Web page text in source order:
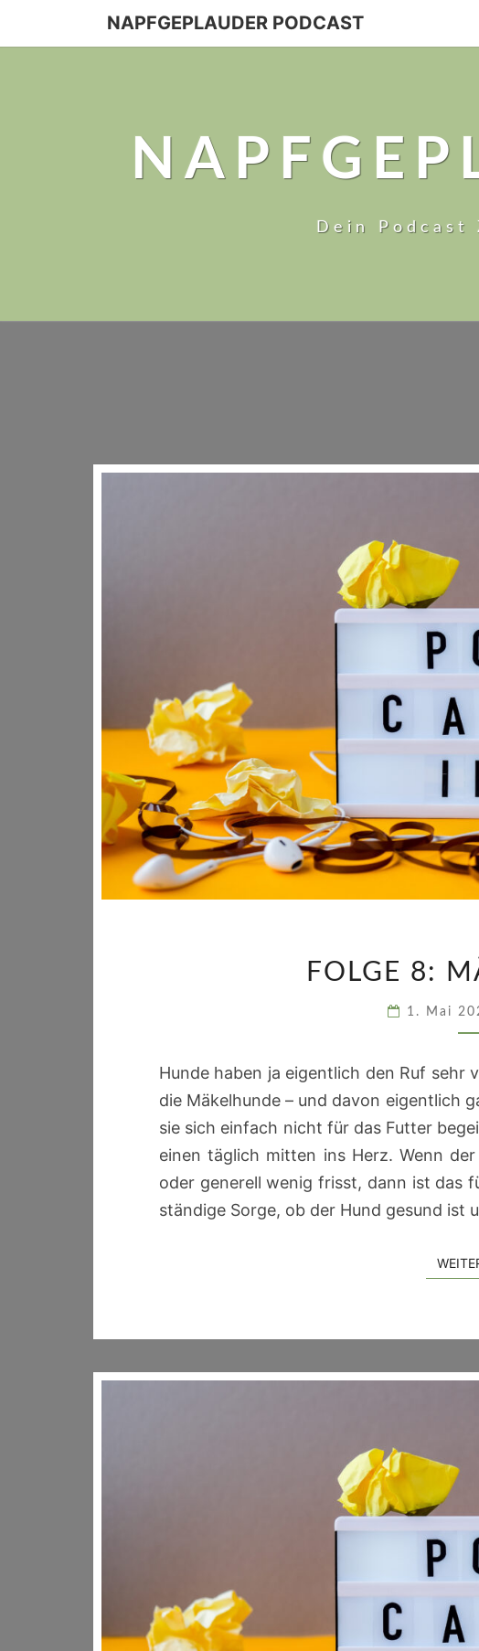
NAPFGEPLAUDER PODCAST
Dein Podcast
FOLGE 8:
1. Mai
Hunde haben ja eigentlich den Ruf sehr
die Mäkelhunde – und davon eigentlich
sie sich einfach nicht für das Futter
einen täglich mitten ins Herz. Wenn
oder generell wenig frisst, dann ist das
ständige Sorge, ob der Hund gesund ist